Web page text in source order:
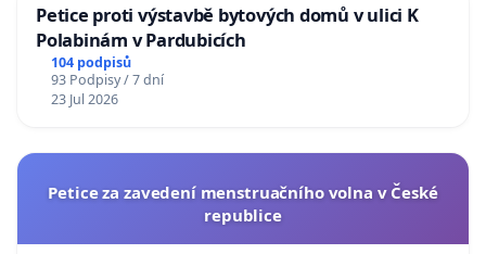
Petice proti výstavbě bytových domů v ulici K
Polabinám v Pardubicích
104 podpisů
93 Podpisy / 7 dní
23 Jul 2026
Petice za zavedení menstruačního volna v České
republice